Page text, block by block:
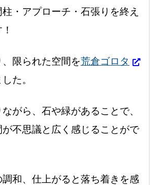
・アプローチ・石張りを終え
限られた空間を荒倉ゴロタ
た。
がら、石や緑があることで、
不思議と広く感じることがで
和、仕上がると落ち着きを感